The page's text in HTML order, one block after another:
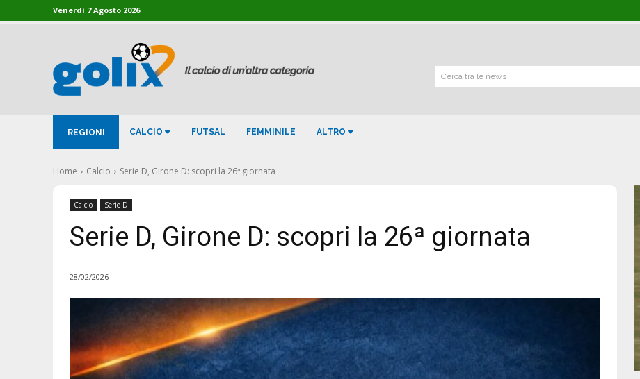
Venerdì 7 Agosto 2026
Cerca tra le news
REGIONI CALCIO FUTSAL FEMMINILE ALTRO
Home Calcio Serie D, Girone D: scopri la 26ª giornata
Calcio Serie D
Serie D, Girone D: scopri la 26ª giornata
28/02/2026